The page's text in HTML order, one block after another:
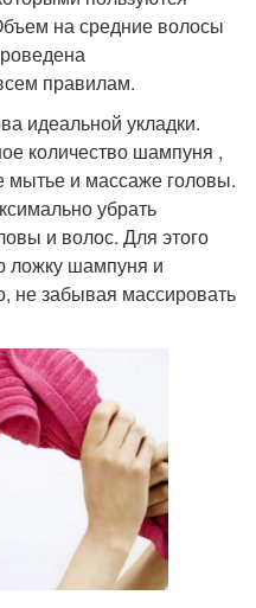
на средние волосы
правилам.
идеальной укладки.
количество шампуня ,
мытье и массаже головы.
убрать
и волос. Для этого
ложку шампуня и
не забывая массировать